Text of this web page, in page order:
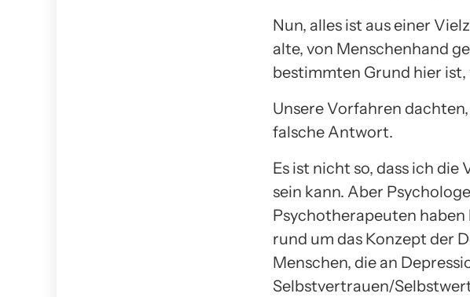
Nun, alles ist aus einer
alte, von Menschenhand
bestimmten Grund hier ist,
Unsere Vorfahren
falsche Antwort.
Es ist nicht so, dass ich
sein kann. Aber
Psychotherapeuten haben
rund um das Konzept der
Menschen, die an
Selbstvertrauen/